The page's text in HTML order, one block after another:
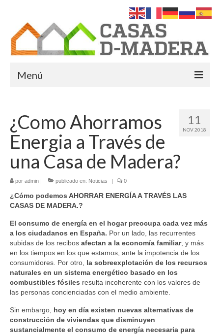
Menú
Quiénes Somos
Servicios
Casas de Madera
Casas Americanas en Murcia
Casas de madera modernas
Construcción y Reformas
Pérgolas de Madera en Murcia
Casas Cubo en Murcia
Ofertas
Contacto
11
NOV 2018
¿Como Ahorramos
Energia a Través de
una Casa de Madera?
por admin | publicado en: Noticias | 0
¿Cómo podemos AHORRAR ENERGÍA A TRAVÉS LAS
CASAS DE MADERA.?
El consumo de energía en el hogar preocupa cada vez más
a los ciudadanos en España. Por un lado, las recurrentes
subidas de los recibos afectan a la economía familiar, y más
en los tiempos en los que estamos, ante la impotencia de los
consumidores. Por otro, la sobreexplotación de los recursos
naturales en un sistema energético basado en los
combustibles fósiles resulta incoherente con los valores de
las personas concienciadas con el medio ambiente.
Sin embargo, hoy en día existen nuevas alternativas de
construcción de viviendas que disminuyen
sustancialmente el consumo de energía necesaria para